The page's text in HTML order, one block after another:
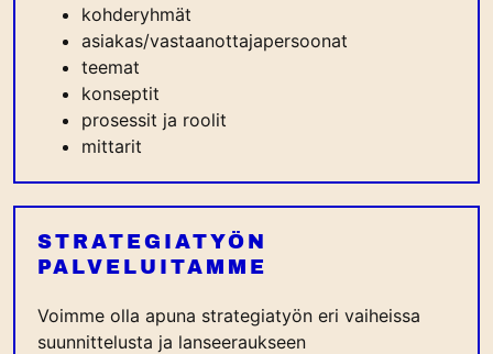
kohderyhmät
asiakas/vastaanottajapersoonat
teemat
konseptit
prosessit ja roolit
mittarit
STRATEGIATYÖN
PALVELUITAMME
Voimme olla apuna strategiatyön eri vaiheissa
suunnittelusta ja lanseeraukseen